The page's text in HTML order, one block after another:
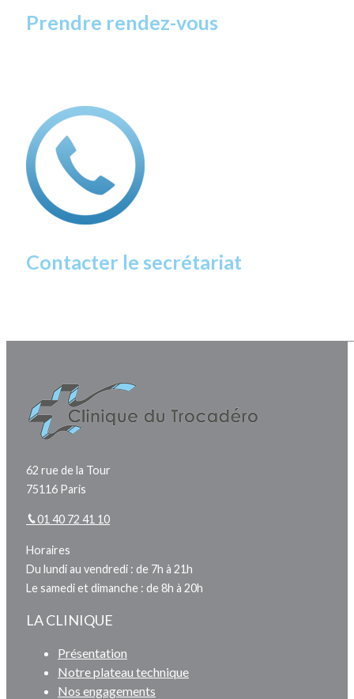
Prendre rendez-vous
Contacter le secrétariat
62 rue de la Tour
75116 Paris
01 40 72 41 10
Horaires
Du lundi au vendredi : de 7h à 21h
Le samedi et dimanche : de 8h à 20h
LA CLINIQUE
Présentation
Notre plateau technique
Nos engagements